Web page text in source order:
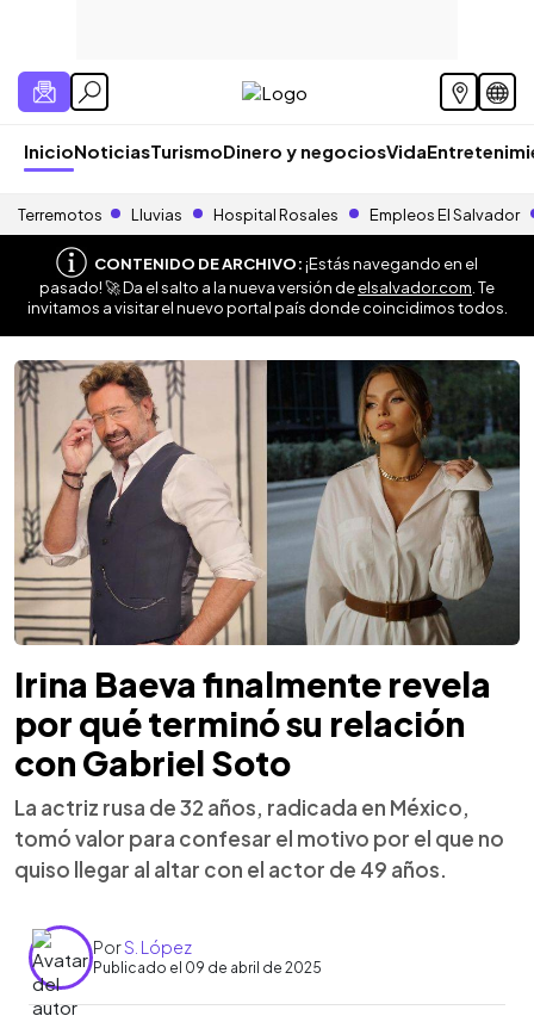
InicioNoticiasTurismoDinero y negociosVida
Terremotos Lluvias Hospital Rosales Empleos El Salvador
CONTENIDO DE ARCHIVO:¡Estás navegando en el
pasado! 🚀 Da el salto a la nueva versión deelsalvador.com . Te
invitamos a visitar el nuevo portal país donde coincidimos todos.
Irina Baeva finalmente revela
por qué terminó su relación
con Gabriel Soto
La actriz rusa de 32 años, radicada en México,
tomó valor para confesar el motivo por el que no
quiso llegar al altar con el actor de 49 años.
PorS. López
Publicado el 09 de abril de 2025